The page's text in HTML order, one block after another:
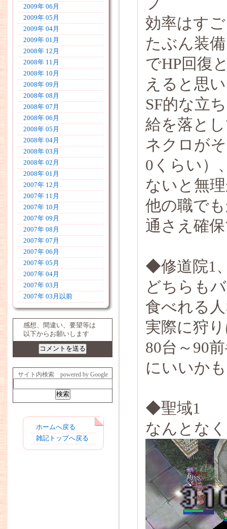
2009年 06月
2009年 05月
2009年 04月
2009年 01月
2008年 12月
2008年 11月
2008年 10月
2008年 09月
2008年 08月
2008年 07月
2008年 06月
2008年 05月
2008年 04月
2008年 03月
2008年 02月
2008年 01月
2007年 12月
2007年 11月
2007年 10月
2007年 09月
2007年 08月
2007年 07月
2007年 06月
2007年 05月
2007年 04月
2007年 03月
2007年 03月以前
感想、間違い、要望等は
以下からお願いします
サイト内検索 powered by Google
ホームへ戻る
雑記トップへ戻る
効率はす
たぶん装
でHP回復
えると思
SF的な立
給を落と
ネクロが
0くらい）
ないと無
他の職で
通さえ確
◆修道院1
どちらも
食べれる
実際に狩
80台～90
にいいか
◆聖域1
なんとな